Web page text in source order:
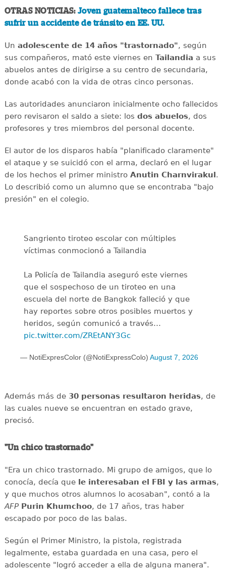
OTRAS NOTICIAS: Joven guatemalteco fallece tras
sufrir un accidente de tránsito en EE. UU.
Un adolescente de 14 años "trastornado", según
sus compañeros, mató este viernes en Tailandia a sus
abuelos antes de dirigirse a su centro de secundaria,
donde acabó con la vida de otras cinco personas.
Las autoridades anunciaron inicialmente ocho fallecidos
pero revisaron el saldo a siete: los dos abuelos, dos
profesores y tres miembros del personal docente.
El autor de los disparos había "planificado claramente"
el ataque y se suicidó con el arma, declaró en el lugar
de los hechos el primer ministro Anutin Charnvirakul.
Lo describió como un alumno que se encontraba "bajo
presión" en el colegio.
Sangriento tiroteo escolar con múltiples
víctimas conmocionó a Tailandia
La Policía de Tailandia aseguró este viernes
que el sospechoso de un tiroteo en una
escuela del norte de Bangkok falleció y que
hay reportes sobre otros posibles muertos y
heridos, según comunicó a través…
pic.twitter.com/ZREtANY3Gc
— NotiExpresColor (@NotiExpressColo) August 7, 2026
Además más de 30 personas resultaron heridas, de
las cuales nueve se encuentran en estado grave,
precisó.
"Un chico trastornado"
"Era un chico trastornado. Mi grupo de amigos, que lo
conocía, decía que le interesaban el FBI y las armas,
y que muchos otros alumnos lo acosaban", contó a la
AFP Purin Khumchoo, de 17 años, tras haber
escapado por poco de las balas.
Según el Primer Ministro, la pistola, registrada
legalmente, estaba guardada en una casa, pero el
adolescente "logró acceder a ella de alguna manera".